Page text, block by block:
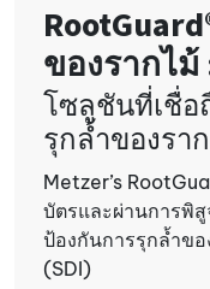
ของรากไม้
โซลูชันที่เชื่อ
รุกล้ำของราก
Metzer’s
บัตรและผ่านการพิ
ป้องกันการรุกล้ำข
(SDI)